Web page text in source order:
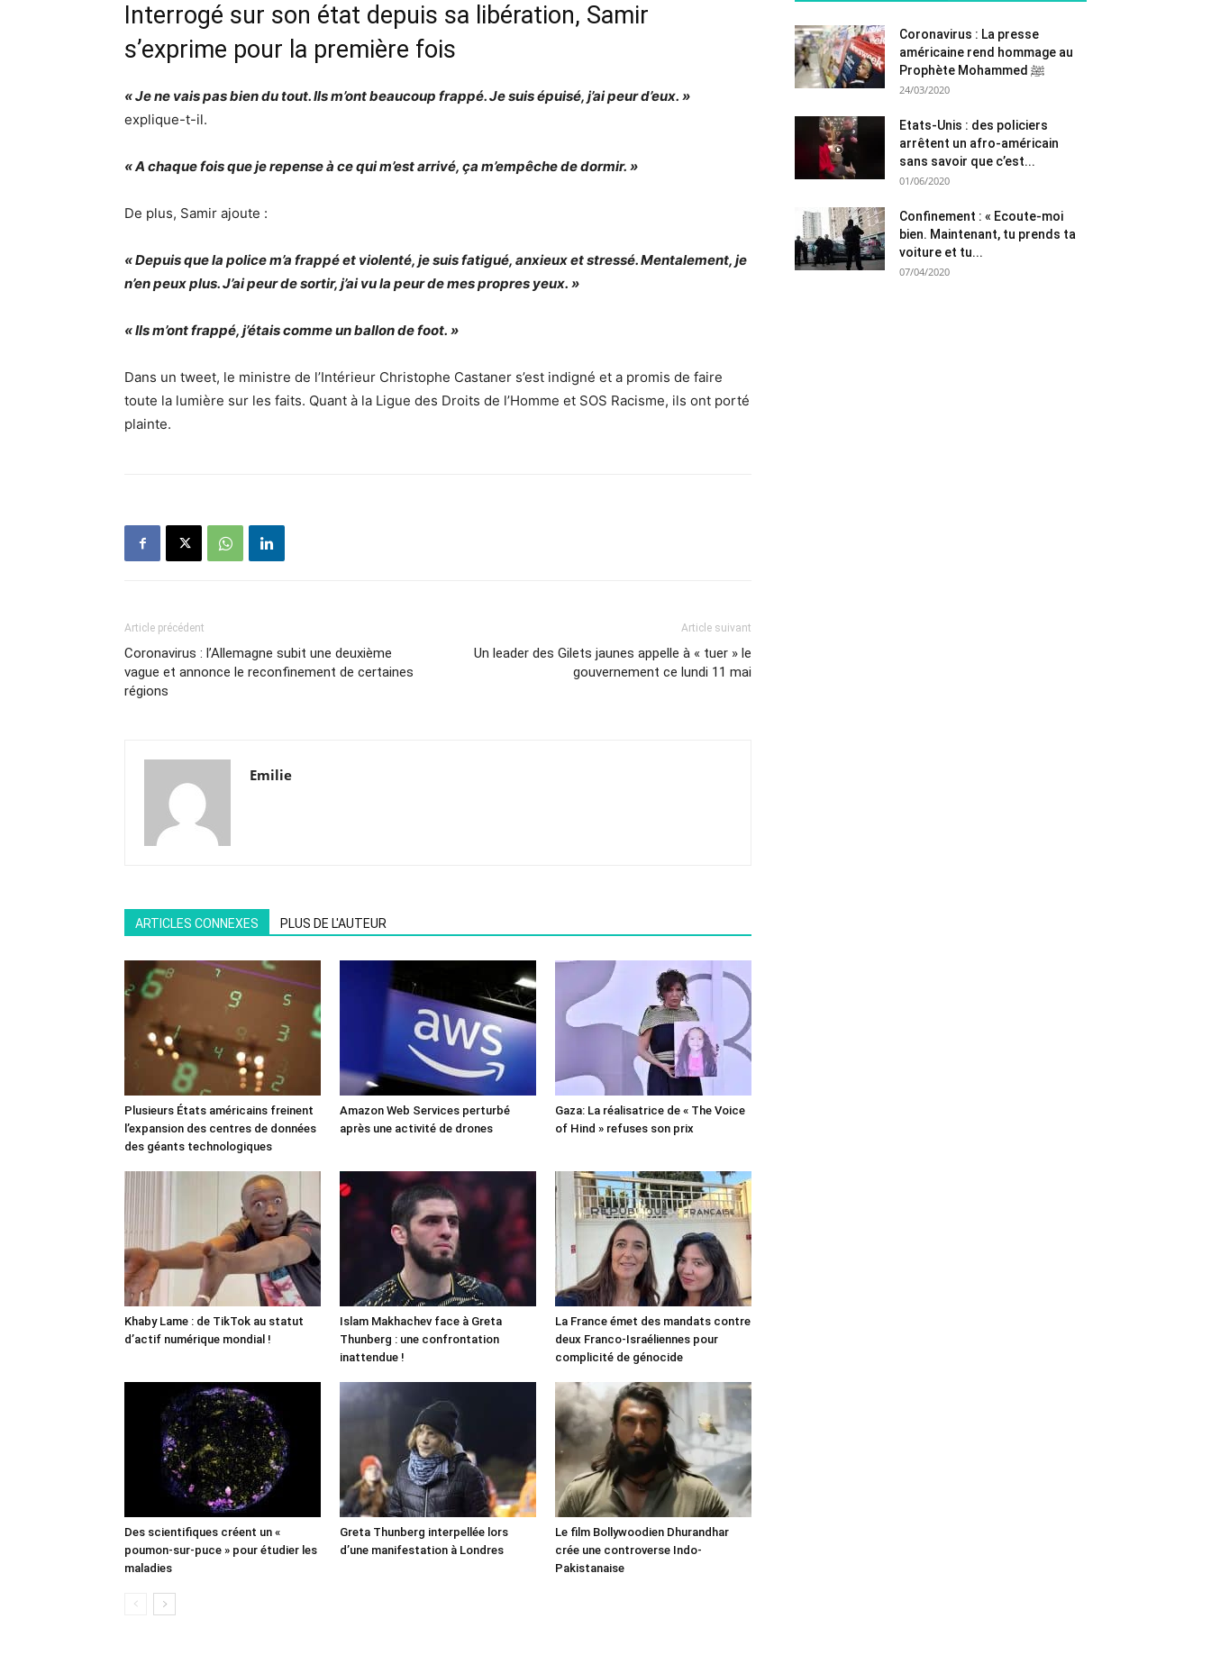
Interrogé sur son état depuis sa libération, Samir
s’exprime pour la première fois
« Je ne vais pas bien du tout. Ils m’ont beaucoup frappé. Je suis épuisé, j’ai peur d’eux. »
explique-t-il.
« A chaque fois que je repense à ce qui m’est arrivé, ça m’empêche de dormir. »
De plus, Samir ajoute :
« Depuis que la police m’a frappé et violenté, je suis fatigué, anxieux et stressé. Mentalement, je
n’en peux plus. J’ai peur de sortir, j’ai vu la peur de mes propres yeux. »
« Ils m’ont frappé, j’étais comme un ballon de foot. »
Dans un tweet, le ministre de l’Intérieur Christophe Castaner s’est indigné et a promis de faire
toute la lumière sur les faits. Quant à la Ligue des Droits de l’Homme et SOS Racisme, ils ont porté
plainte.
Article précédent
Coronavirus : l’Allemagne subit une deuxième
vague et annonce le reconfinement de certaines
régions
Article suivant
Un leader des Gilets jaunes appelle à « tuer » le
gouvernement ce lundi 11 mai
Emilie
ARTICLES CONNEXES PLUS DE L'AUTEUR
Plusieurs États américains freinent
l’expansion des centres de données
des géants technologiques
Amazon Web Services perturbé
après une activité de drones
Gaza: La réalisatrice de « The Voice
of Hind » refuses son prix
Khaby Lame : de TikTok au statut
d’actif numérique mondial !
Islam Makhachev face à Greta
Thunberg : une confrontation
inattendue !
La France émet des mandats contre
deux Franco-Israéliennes pour
complicité de génocide
Des scientifiques créent un «
poumon-sur-puce » pour étudier les
maladies
Greta Thunberg interpellée lors
d’une manifestation à Londres
Le film Bollywoodien Dhurandhar
crée une controverse Indo-
Pakistanaise
Coronavirus : La presse
américaine rend hommage au
Prophète Mohammed ﷺ
24/03/2020
Etats-Unis : des policiers
arrêtent un afro-américain
sans savoir que c’est...
01/06/2020
Confinement : « Ecoute-moi
bien. Maintenant, tu prends ta
voiture et tu...
07/04/2020